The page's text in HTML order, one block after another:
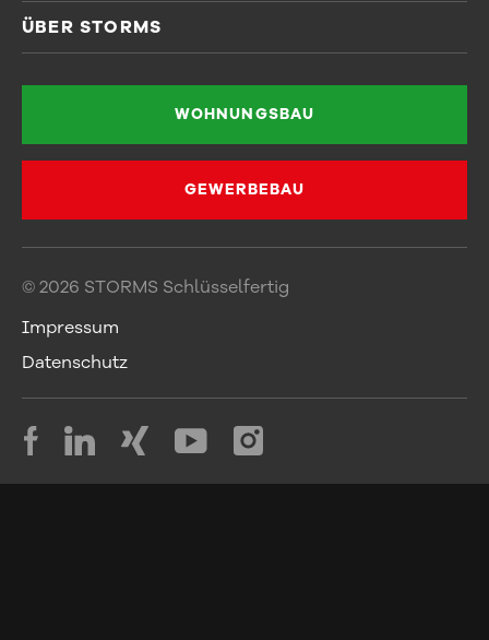
STORMS Schlüsselfertig GmbH
info@storms.de
ÜBER STORMS
Blog
WOHNUNGSBAU
GEWERBEBAU
© 2026 STORMS Schlüsselfertig
Impressum
Datenschutz